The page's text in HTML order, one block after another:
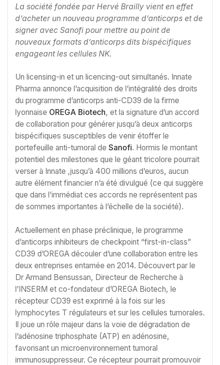
La société fondée par Hervé Brailly vient en effet
d’acheter un nouveau programme d’anticorps et de
signer avec Sanofi pour mettre au point de
nouveaux formats d’anticorps dits bispécifiques
engageant les cellules NK.
Un licensing-in et un licencing-out simultanés. Innate
Pharma annonce l’acquisition de l’intégralité des droits
du programme d’anticorps anti-CD39 de la firme
lyonnaise OREGA Biotech, et la signature d’un accord
de collaboration pour générer jusqu’à deux anticorps
bispécifiques susceptibles de venir étoffer le
portefeuille anti-tumoral de Sanofi. Hormis le montant
potentiel des milestones que le géant tricolore pourrait
verser à Innate ,jusqu’à 400 millions d’euros, aucun
autre élément financier n’a été divulgué (ce qui suggère
que dans l’immédiat ces accords ne représentent pas
de sommes importantes à l’échelle de la société).
Actuellement en phase préclinique, le programme
d’anticorps inhibiteurs de checkpoint “first-in-class”
CD39 d’OREGA découler d’une collaboration entre les
deux entreprises entamée en 2014. Découvert par le
Dr Armand Bensussan, Directeur de Recherche à
l’INSERM et co-fondateur d’OREGA Biotech, le
récepteur CD39 est exprimé à la fois sur les
lymphocytes T régulateurs et sur les cellules tumorales.
Il joue un rôle majeur dans la voie de dégradation de
l’adénosine triphosphate (ATP) en adénosine,
favorisant un microenvironnement tumoral
immunosuppresseur. Ce récepteur pourrait promouvoir